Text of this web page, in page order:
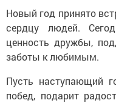
Новый год принято
сердцу людей.
ценность дружбы,
заботы к любимым.
Пусть наступающий
побед, подарит